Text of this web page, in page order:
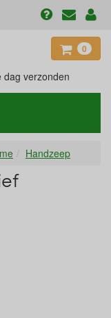
0
dag verzonden
Handzeep